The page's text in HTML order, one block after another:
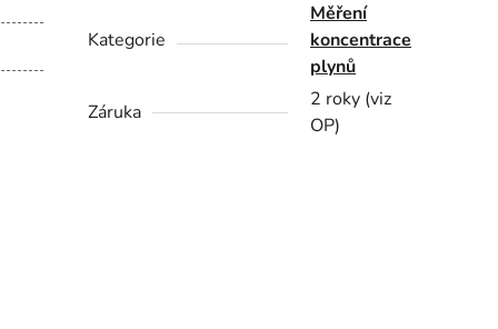
Kategorie
Měření
koncentrace
plynů
Záruka
2 roky (viz
OP)